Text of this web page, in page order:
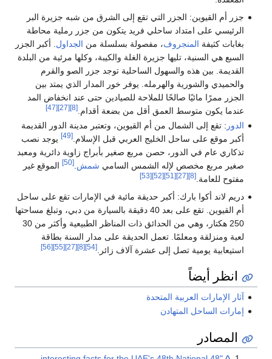
جزر أم القيوين: الجزر التي تقع إلى الشرق من شبه جزيرة البر
الرئيسي على امتداد ساحلي فريد يتكون من جزر رملية محاطة
بغابات كثيفة المنجروف، مفصولة بسلسلة من الجداول . أكبر الجزر
السبع هي السنية، تليها جزيرة الغلة والكيبة، وكلها مرئية من البلدة
القديمة. بين هذه والسهول الساحلية توجد جزر الصو والقرم
والحميدي والشورية والهرمله. يوفر خور المدار الذي يمتد بين
الجزر ممرًا مائيًا صالحًا للملاحة للصيادين حتى عند انخفاض المد
عندما يكون متوسط العمق أقل من بضعة أقدام.[8]
[27]
[47]
الدور : تقع إلى الشمال من أم القيوين، وتعتبر مدينة الدور القديمة
أكبر موقع على ساحل الخليج العربي قبل الإسلام.[49]
يوجد نصب
تذكاري عام في الدور، حصن مربع صغير بأبراج زاوية دائرية ومعبد
صغير مربع مخصص لإله الشمس السامي شمش .
[50]
الموقع غير
مفتوح للعامة.[8]
[27]
[51]
[52]
[53]
دريم لاند أكوا بارك: أكبر حديقة مائية في الإمارات تقع على ساحل
أم القيوين. تقع على بعد 40 دقيقة بالسيارة من دبي، وتبلغ مساحتها
250 هكتار، وهي من الحدائق ذات المناظر الطبيعية وأكثر من 30
لعبة ومنزلقة ومعلمًا. تعمل الحديقة على مدار السنة بطاقة
استيعابية يومية تصل إلى عشرة آلاف زائر.[54]
[8]
[27]
[55]
[56]
انظر أيضاً
آثار الإمارات العربية المتحدة
إمارات الساحل المتهادن
المصادر